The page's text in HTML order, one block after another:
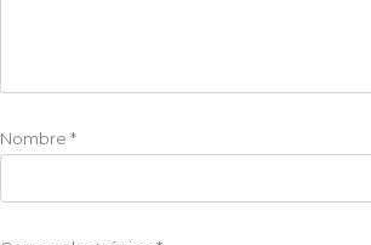
Nombre *